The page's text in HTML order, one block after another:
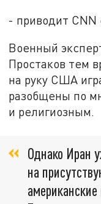
- приводит
Военный
Простаков тем
на руку США
разобщены по
и религиозным.
Однако Иран
на